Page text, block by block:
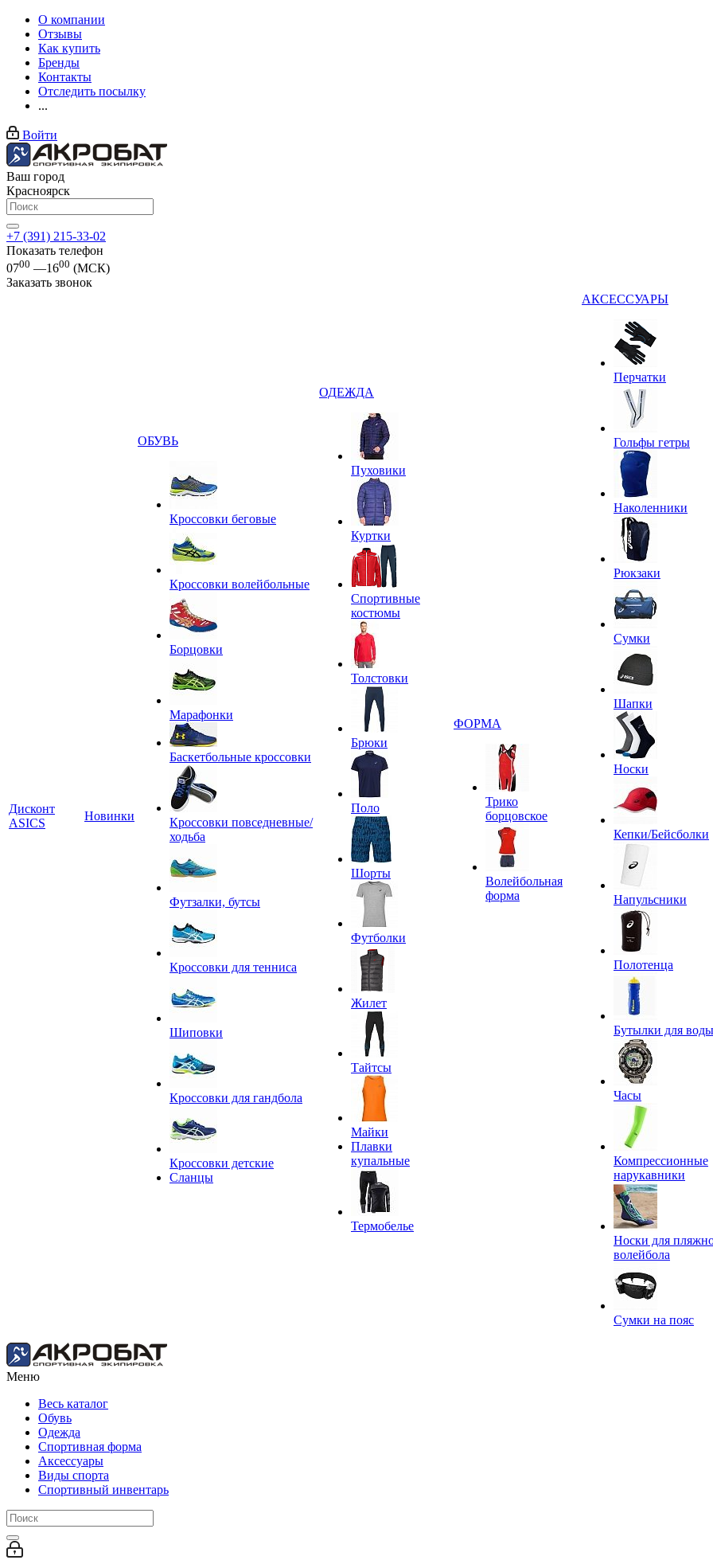
О компании
Отзывы
Как купить
Бренды
Контакты
Отследить посылку
...
Войти
Ваш город
Красноярск
+7 (391) 215-33-02
Показать телефон
0700 —1600 (МСК)
Заказать звонок
Дисконт
ASICS
Новинки
ОБУВЬ
Кроссовки беговые
Кроссовки волейбольные
Борцовки
Марафонки
Баскетбольные кроссовки
Кроссовки повседневные/
ходьба
Футзалки, бутсы
Кроссовки для тенниса
Шиповки
Кроссовки для гандбола
Кроссовки детские
Сланцы
ОДЕЖДА
Пуховики
Куртки
Спортивные
костюмы
Толстовки
Брюки
Поло
Шорты
Футболки
Жилет
Тайтсы
Майки
Плавки
купальные
Термобелье
ФОРМА
Трико
борцовское
Волейбольная
форма
АКСЕССУАРЫ
Перчатки
Гольфы гетры
Наколенники
Рюкзаки
Сумки
Шапки
Носки
Кепки/Бейсболки
Напульсники
Полотенца
Бутылки для воды
Часы
Компрессионные
нарукавники
Носки для
волейбола
Сумки на пояс
Меню
Весь каталог
Обувь
Одежда
Спортивная форма
Аксессуары
Виды спорта
Спортивный инвентарь